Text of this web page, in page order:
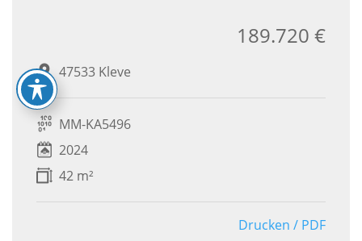
47533 Kleve
189.720 €
MM-KA5496
2024
42 m²
Drucken / PDF